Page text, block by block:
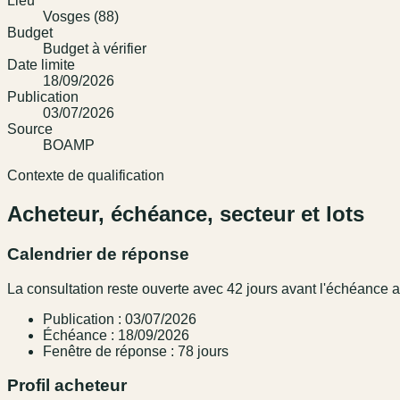
Vosges (88)
Budget
Budget à vérifier
Date limite
18/09/2026
Publication
03/07/2026
Source
BOAMP
Contexte de qualification
Acheteur, échéance, secteur et lots
Calendrier de réponse
La consultation reste ouverte avec 42 jours avant l'échéance
Publication : 03/07/2026
Échéance : 18/09/2026
Fenêtre de réponse : 78 jours
Profil acheteur